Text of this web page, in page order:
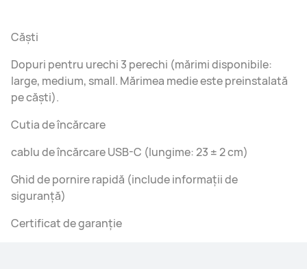
Căști
Dopuri pentru urechi 3 perechi (mărimi disponibile:
large, medium, small. Mărimea medie este preinstalată
pe căști).
Cutia de încărcare
cablu de încărcare USB-C (lungime: 23 ± 2 cm)
Ghid de pornire rapidă (include informații de
siguranță)
Certificat de garanție